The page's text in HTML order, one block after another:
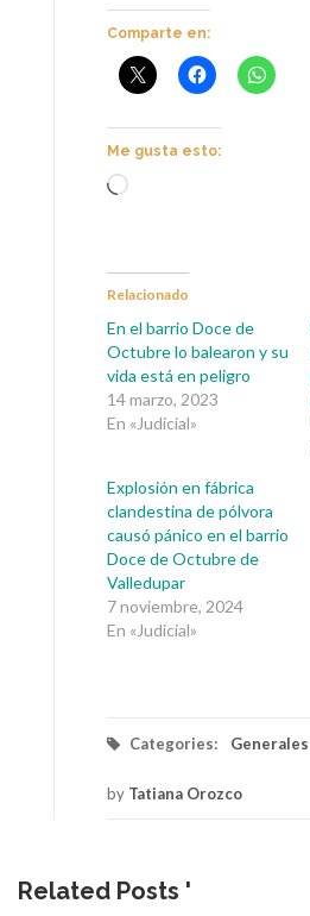
Comparte en:
Me gusta esto:
Cargando...
Relacionado
En el barrio Doce de
Octubre lo balearon y su
vida está en peligro
14 marzo, 2023
En «Judicial»
Explosión en fábrica
clandestina de pólvora
causó pánico en el barrio
Doce de Octubre de
Valledupar
7 noviembre, 2024
En «Judicial»
Categories: Generales
by Tatiana Orozco
Related Posts '